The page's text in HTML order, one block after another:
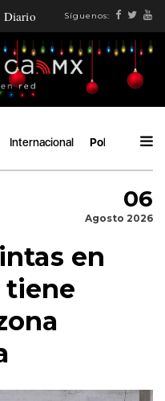
Diario Síguenos:
Internacional Política
06
Agosto 2026
en
tiene